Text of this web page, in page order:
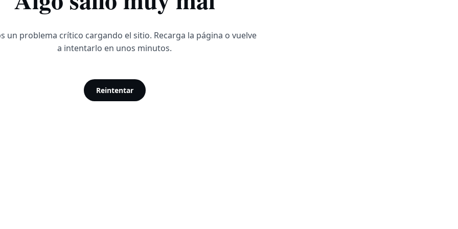
un problema crítico cargando el sitio. Recarga la página o vuelve
a intentarlo en unos minutos.
Reintentar